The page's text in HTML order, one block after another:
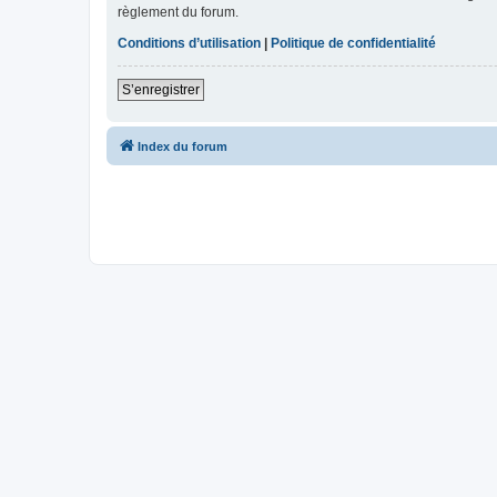
règlement du forum.
Conditions d’utilisation
Politique de confidentialité
S’enregistrer
Index du forum